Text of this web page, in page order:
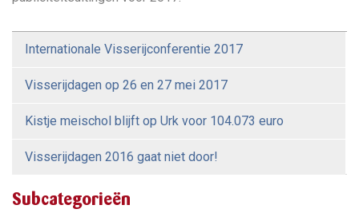
Internationale Visserijconferentie 2017
Visserijdagen op 26 en 27 mei 2017
Kistje meischol blijft op Urk voor 104.073 euro
Visserijdagen 2016 gaat niet door!
Subcategorieën